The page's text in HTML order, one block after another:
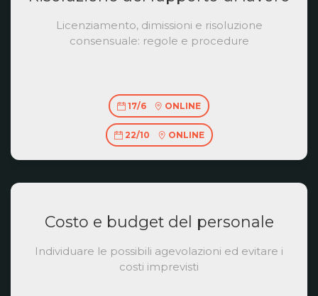
Licenziamento, dimissioni e risoluzione
consensuale: regole e procedure
17/6 ONLINE
22/10 ONLINE
Costo e budget del personale
Individuare le possibili agevolazioni ed evitare i
costi imprevisti